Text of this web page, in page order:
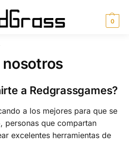
0
a Redgrassgames?
a los mejores para que se
personas que compartan
excelentes herramientas de